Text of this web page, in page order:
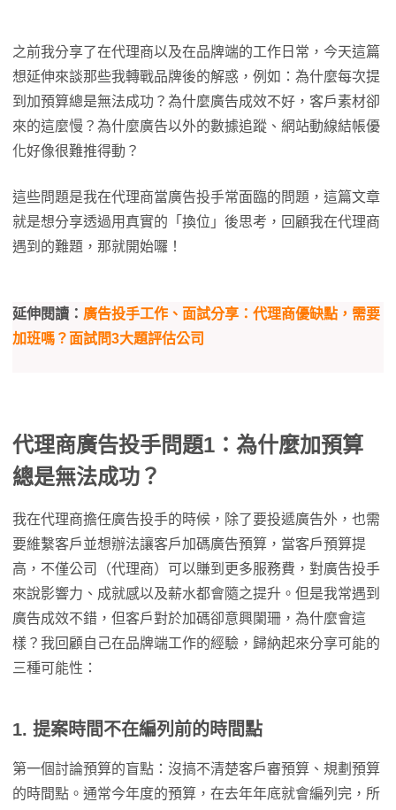
之前我分享了在代理商以及在品牌端的工作日常，今天這篇
想延伸來談那些我轉戰品牌後的解惑，例如：為什麼每次提
到加預算總是無法成功？為什麼廣告成效不好，客戶素材卻
來的這麼慢？為什麼廣告以外的數據追蹤、網站動線結帳優
化好像很難推得動？
這些問題是我在代理商當廣告投手常面臨的問題，這篇文章
就是想分享透過用真實的「換位」後思考，回顧我在代理商
遇到的難題，那就開始囉！
延伸閱讀： 廣告投手工作、面試分享：代理商優缺點，需要
加班嗎？面試問3大題評估公司
代理商廣告投手問題1：為什麼加預算
總是無法成功？
我在代理商擔任廣告投手的時候，除了要投遞廣告外，也需
要維繫客戶並想辦法讓客戶加碼廣告預算，當客戶預算提
高，不僅公司（代理商）可以賺到更多服務費，對廣告投手
來說影響力、成就感以及薪水都會隨之提升。但是我常遇到
廣告成效不錯，但客戶對於加碼卻意興闌珊，為什麼會這
樣？我回顧自己在品牌端工作的經驗，歸納起來分享可能的
三種可能性：
1. 提案時間不在編列前的時間點
第一個討論預算的盲點：沒搞不清楚客戶審預算、規劃預算
的時間點。通常今年度的預算，在去年年底就會編列完，所